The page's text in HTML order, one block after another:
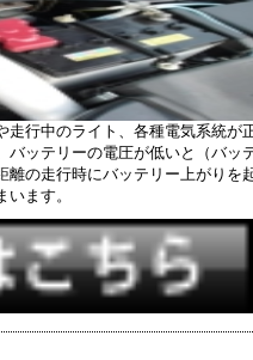
走行中のライト、各種電気系統が
バッテリーの電圧が低いと（バッ
離の走行時にバッテリー上がりを
ます。